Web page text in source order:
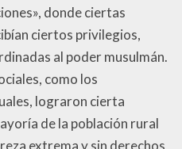
donde ciertas
ciertos privilegios,
al poder musulmán.
como los
lograron cierta
de la población rural
extrema y sin derechos